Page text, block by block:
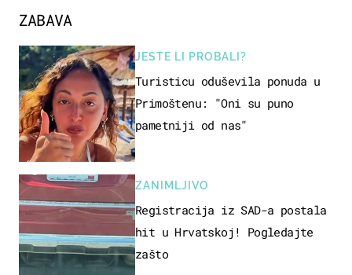
ZABAVA
JESTE LI PROBALI?
Turisticu oduševila ponuda u
Primoštenu: "Oni su puno
pametniji od nas"
ZANIMLJIVO
Registracija iz SAD-a postala
hit u Hrvatskoj! Pogledajte
zašto